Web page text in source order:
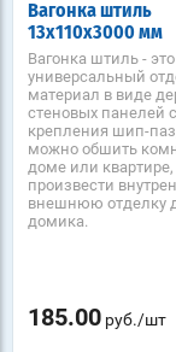
Вагонка штиль
13х110х3000 мм
Вагонка штиль - это
универсальный
материал в виде
стеновых панелей
крепления шип-
можно обшить
доме или
произвести
внешнюю отделку
домика.
185.00 руб./шт